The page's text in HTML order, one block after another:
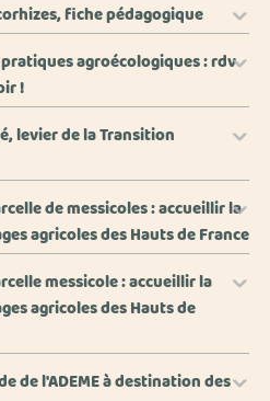
fiche pédagogique
agroécologiques : rdv
!
levier de la Transition
de messicoles : accueillir la
agricoles des Hauts de France
messicole : accueillir la
agricoles des Hauts de